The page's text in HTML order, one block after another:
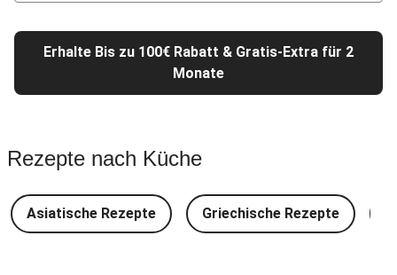
Rauchige Süßkartoffel-Blumenkohl-Tajine
Nord-Indischer Palak Paneer in spicy Spinatcurry
Spinat-Brezenknödel mit Rahmschwammerln
Perlencouscous-Minestrone mit Kichererbsen
Camembert En Croûte mit Kartoffeln und Salat
Erhalte Bis zu 100€ Rabatt & Gratis-Extra für 2
Monate
Rezepte nach Küche
Asiatische Rezepte Griechische Rezepte